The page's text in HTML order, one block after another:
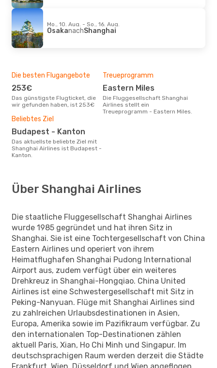
Mo., 10. Aug. - So., 16. Aug.
OsakanachShanghai
Die besten Flugangebote
253€
Das günstigste Flugticket, die
wir gefunden haben, ist 253€
Treueprogramm
Eastern Miles
Die Fluggesellschaft Shanghai
Airlines stellt ein
Treueprogramm - Eastern Miles.
Beliebtes Ziel
Budapest - Kanton
Das aktuellste beliebte Ziel mit
Shanghai Airlines ist Budapest -
Kanton.
Über Shanghai Airlines
Die staatliche Fluggesellschaft Shanghai Airlines
wurde 1985 gegründet und hat ihren Sitz in
Shanghai. Sie ist eine Tochtergesellschaft von China
Eastern Airlines und operiert von ihrem
Heimatflughafen Shanghai Pudong International
Airport aus, zudem verfügt über ein weiteres
Drehkreuz in Shanghai-Hongqiao. China United
Airlines ist eine Schwestergesellschaft mit Sitz in
Peking-Nanyuan. Flüge mit Shanghai Airlines sind
zu zahlreichen Urlaubsdestinationen in Asien,
Europa, Amerika sowie im Pazifikraum verfügbar. Zu
den internationalen Top-Destinationen zählen
aktuell Paris, Xian, Ho Chi Minh und Singapur. Im
deutschsprachigen Raum werden derzeit die Städte